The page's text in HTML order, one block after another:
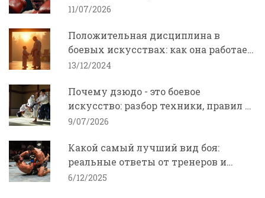
риски
11/07/2026
Положительная дисциплина в
боевых искусствах: как она работает
и зачем нужна
13/12/2024
Почему дзюдо - это боевое
искусство: разбор техники, правил и
эффективности
9/07/2026
Какой самый лучший вид боя:
реальные ответы от тренеров и
бойцов
6/12/2025